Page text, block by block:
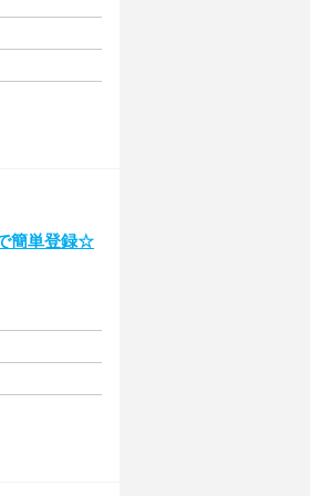
簡単登録☆